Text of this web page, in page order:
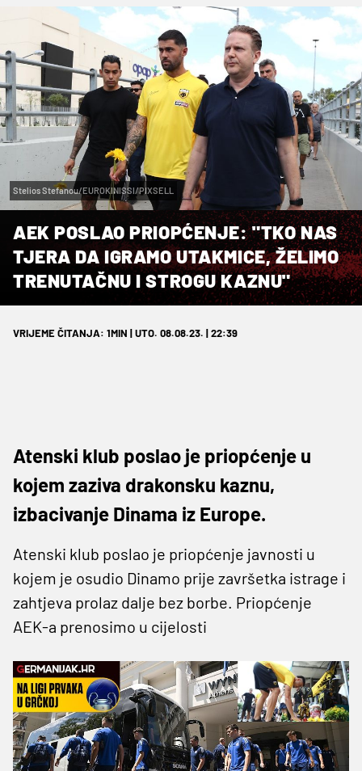
Stelios Stefanou/EUROKINISSI/PIXSELL
AEK POSLAO PRIOPĆENJE: "TKO NAS
TJERA DA IGRAMO UTAKMICE, ŽELIMO
TRENUTAČNU I STROGU KAZNU"
VRIJEME ČITANJA: 1MIN | UTO. 08.08.23. | 22:39
Atenski klub poslao je priopćenje u
kojem zaziva drakonsku kaznu,
izbacivanje Dinama iz Europe.
Atenski klub poslao je priopćenje javnosti u
kojem je osudio Dinamo prije završetka istrage i
zahtjeva prolaz dalje bez borbe. Priopćenje
AEK-a prenosimo u cijelosti